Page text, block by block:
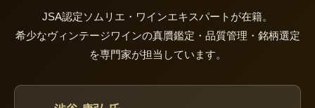
JSA認定ソムリエ・ワインエキスパートが在籍。
希少なヴィンテージワインの真贋鑑定・品質管理・銘柄選定
を専門家が担当しています。